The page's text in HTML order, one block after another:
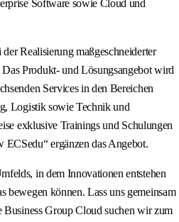
Software sowie Cloud und
Realisierung maßgeschneiderter
Produkt- und Lösungsangebot wird
Services in den Bereichen
Logistik sowie Technik und
exklusive Trainings und Schulungen
ergänzen das Angebot.
in dem Innovationen entstehen
bewegen können. Lass uns gemeinsam
Business Group Cloud suchen wir zum